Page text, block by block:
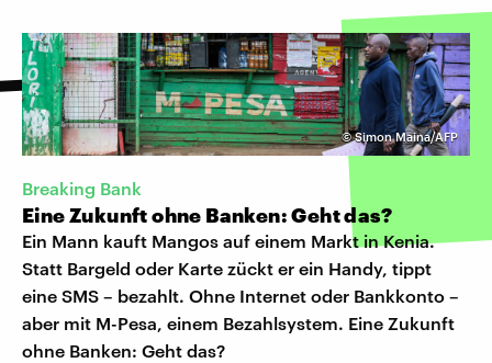
©Simon Maina/AFP
Breaking Bank
Eine Zukunft ohne Banken: Geht das?
Ein Mann kauft Mangos auf einem Markt in Kenia.
Statt Bargeld oder Karte zückt er ein Handy, tippt
eine SMS – bezahlt. Ohne Internet oder Bankkonto –
aber mit M-Pesa, einem Bezahlsystem. Eine Zukunft
ohne Banken: Geht das?